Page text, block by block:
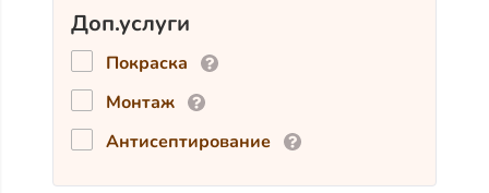
Доп.услуги
Покраска
Монтаж
Антисептирование